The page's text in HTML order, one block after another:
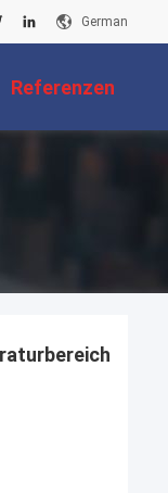
German
Referenzen